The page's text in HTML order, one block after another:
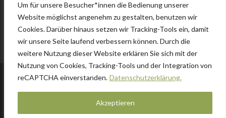
Um für unsere Besucher*innen die Bedienung unserer
Website möglichst angenehm zu gestalten, benutzen wir
Cookies. Darüber hinaus setzen wir Tracking-Tools ein, damit
wir unsere Seite laufend verbessern können. Durch die
weitere Nutzung dieser Website erklären Sie sich mit der
Nutzung von Cookies, Tracking-Tools und der Integration von
reCAPTCHA einverstanden. Datenschutzerklärung.
Akzeptieren
© 2026Pfadi St. Mauritius| Theme by:Theme
| Stolz präsentiert von: